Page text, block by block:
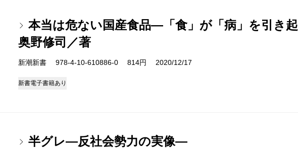
本当は危ない国産食品―「食」が「病」を引き
奥野修司／著
新潮新書 978-4-10-610886-0 814円 2020/12/17
新書電子書籍あり
半グレ―反社会勢力の実像―